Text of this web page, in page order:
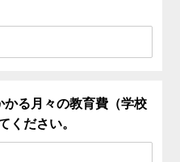
る月々の教育費（学校
ください。